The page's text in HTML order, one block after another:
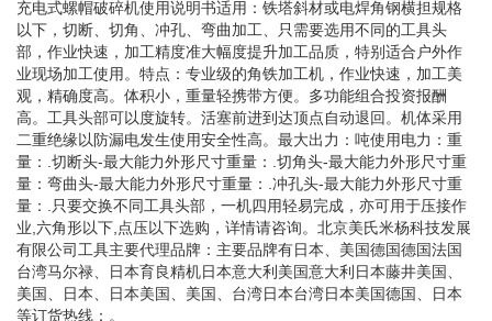
充电式螺帽破碎机使用说明书适用：铁塔斜材或电焊角钢横担规格
以下，切断、切角、冲孔、弯曲加工、只需要选用不同的工具头
部，作业快速，加工精度准大幅度提升加工品质，特别适合户外作
业现场加工使用。特点：专业级的角铁加工机，作业快速，加工美
观，精确度高。体积小，重量轻携带方便。多功能组合投资报酬
高。工具头部可以度旋转。活塞前进到达顶点自动退回。机体采用
二重绝缘以防漏电发生使用安全性高。最大出力：吨使用电力：重
量：.切断头-最大能力外形尺寸重量：.切角头-最大能力外形尺寸重
量：弯曲头-最大能力外形尺寸重量：.冲孔头-最大能力外形尺寸重
量：.只要交换不同工具头部，一机四用轻易完成，亦可用于压接作
业,六角形以下,点压以下选购，详情请咨询。北京美氏米杨科技发展
有限公司工具主要代理品牌：主要品牌有日本、美国德国德国法国
台湾马尔禄、日本育良精机日本意大利美国意大利日本藤井美国、
美国、日本、日本美国、美国、台湾日本台湾日本美国德国、日本
等订货热线：。